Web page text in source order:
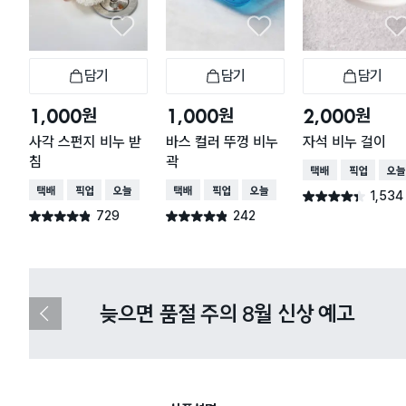
담기
1,000원
사각 스펀지 비누 받
침
택배배송 매장픽업 오늘배송
별점 4.8점 729
건 작성
담기
1,000원
바스 컬러 뚜껑 비누
곽
택배배송 매장픽업 오늘배송
별점 4.8점 242
건 작성
담기
2,000원
자석 비누 걸이
택배배송 매장픽업 오늘
별점 4.3점 1,534
건 작성
다이소X카카오페이 8월 결제 혜택
이
전